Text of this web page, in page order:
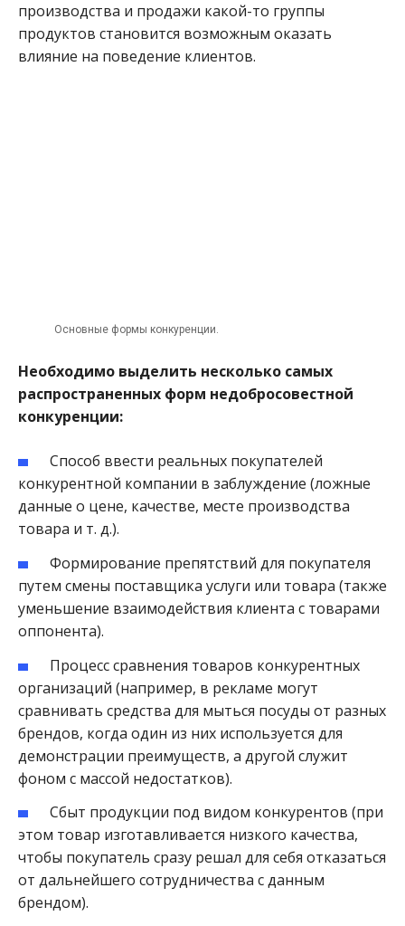
производства и продажи какой-то группы
продуктов становится возможным оказать
влияние на поведение клиентов.
Основные формы конкуренции.
Необходимо выделить несколько самых
распространенных форм недобросовестной
конкуренции:
Способ ввести реальных покупателей
конкурентной компании в заблуждение (ложные
данные о цене, качестве, месте производства
товара и т. д.).
Формирование препятствий для покупателя
путем смены поставщика услуги или товара (также
уменьшение взаимодействия клиента с товарами
оппонента).
Процесс сравнения товаров конкурентных
организаций (например, в рекламе могут
сравнивать средства для мыться посуды от разных
брендов, когда один из них используется для
демонстрации преимуществ, а другой служит
фоном с массой недостатков).
Сбыт продукции под видом конкурентов (при
этом товар изготавливается низкого качества,
чтобы покупатель сразу решал для себя отказаться
от дальнейшего сотрудничества с данным
брендом).